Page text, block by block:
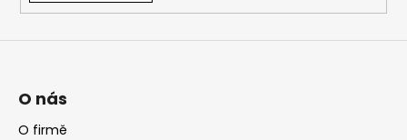
O nás
O firmě